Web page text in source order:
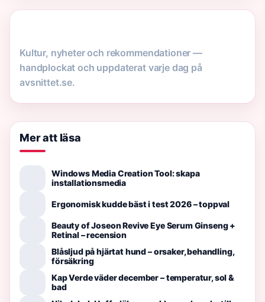
Kultur, nyheter och rekommendationer —
handplockat och uppdaterat varje dag på
avsnittet.se.
Mer att läsa
Windows Media Creation Tool: skapa
installationsmedia
Ergonomisk kudde bäst i test 2026 – toppval
Beauty of Joseon Revive Eye Serum Ginseng +
Retinal – recension
Blåsljud på hjärtat hund – orsaker, behandling,
försäkring
Kap Verde väder december – temperatur, sol &
bad